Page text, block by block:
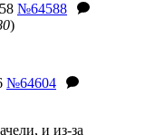
№64588
)
№64604
и из-за